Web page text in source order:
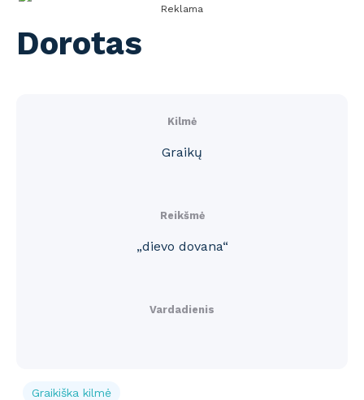
Reklama
Dorotas
Kilmė
Graikų
Reikšmė
„dievo dovana“
Vardadienis
Graikiška kilmė